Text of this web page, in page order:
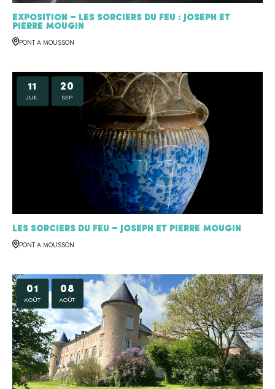
Exposition – Les sorciers du feu : Joseph et
Pierre MOUGIN
PONT A MOUSSON
11
JUIL
20
SEP
Les sorciers du feu – Joseph et Pierre MOUGIN
PONT A MOUSSON
01
AOÛT
08
AOÛT